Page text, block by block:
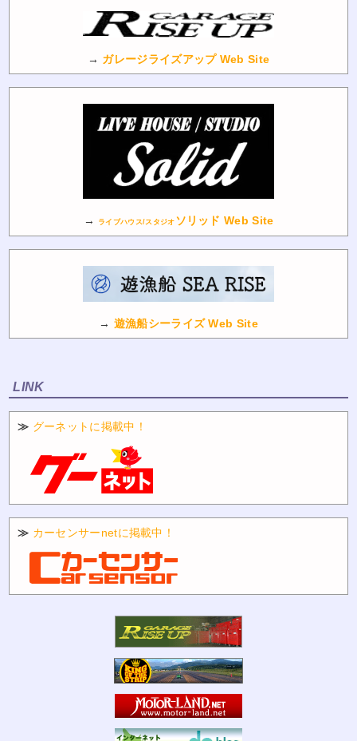
→ ガレージライズアップ Web Site
→ ライブハウス/スタジオ ソリッド Web Site
→ 遊漁船シーライズ Web Site
LINK
≫ グーネットに掲載中！
≫ カーセンサーnetに掲載中！